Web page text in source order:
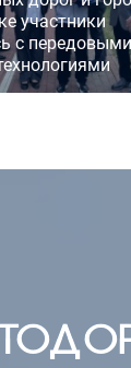
участники
с передовыми